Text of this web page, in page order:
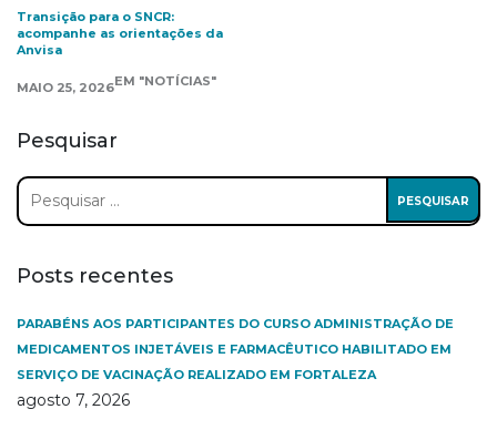
Transição para o SNCR:
acompanhe as orientações da
Anvisa
MAIO 25, 2026EM "NOTÍCIAS"
Pesquisar
Pesquisar
por:
Posts recentes
PARABÉNS AOS PARTICIPANTES DO CURSO ADMINISTRAÇÃO DE
MEDICAMENTOS INJETÁVEIS E FARMACÊUTICO HABILITADO EM
SERVIÇO DE VACINAÇÃO REALIZADO EM FORTALEZA
agosto 7, 2026